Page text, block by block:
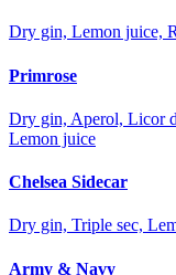
Dry gin, Lemon juice,
Primrose
Dry gin, Aperol, Licor
Lemon juice
Chelsea Sidecar
Dry gin, Triple sec,
Army & Navy